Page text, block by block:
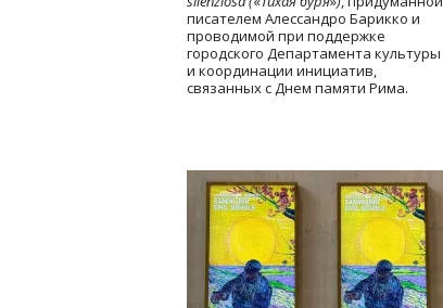
писателем Алессандро Барикко и
проводимой при поддержке
городского Департамента культуры
и координации инициатив,
связанных с Днем памяти Рима.